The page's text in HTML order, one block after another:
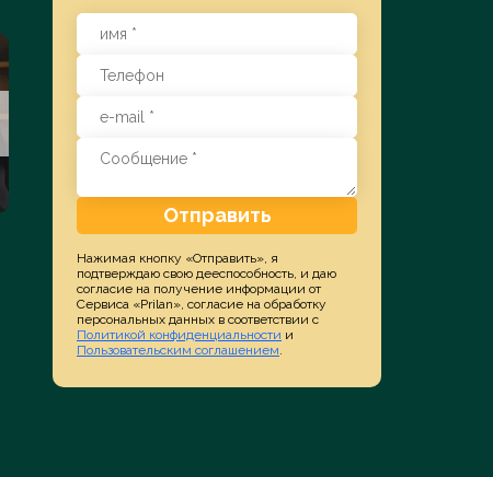
ППС, СИП, ФАС, Арбитраж
Подробнее
Отправить
Нажимая кнопку «Отправить», я
подтверждаю свою дееспособность, и даю
согласие на получение информации от
Сервиса «Prilan», согласие на обработку
персональных данных в соответствии с
Политикой конфиденциальности и
Пользовательским соглашением.